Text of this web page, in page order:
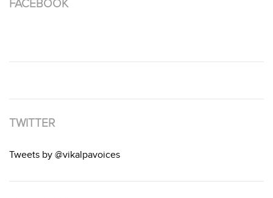
FACEBOOK
TWITTER
Tweets by @vikalpavoices